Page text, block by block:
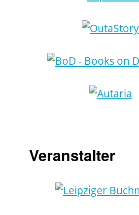
Veranstalter